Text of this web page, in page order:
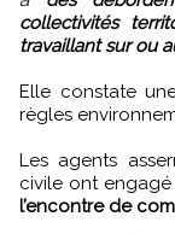
collectivités
travaillant sur ou
Elle constate
règles
Les agents
civile ont
l’encontre de